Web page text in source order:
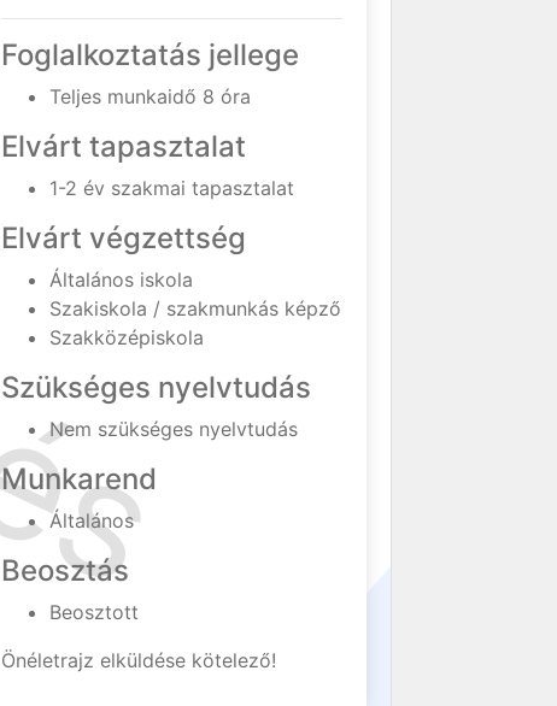
Foglalkoztatás jellege
Teljes munkaidő 8 óra
Elvárt tapasztalat
1-2 év szakmai tapasztalat
Elvárt végzettség
Általános iskola
Szakiskola / szakmunkás képző
Szakközépiskola
Szükséges nyelvtudás
Nem szükséges nyelvtudás
Munkarend
Általános
Beosztás
Beosztott
Önéletrajz elküldése kötelező!